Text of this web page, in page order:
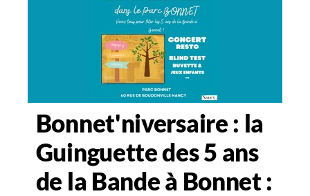
Bonnet'niversaire : la
Guinguette des 5 ans
de la Bande à Bonnet :